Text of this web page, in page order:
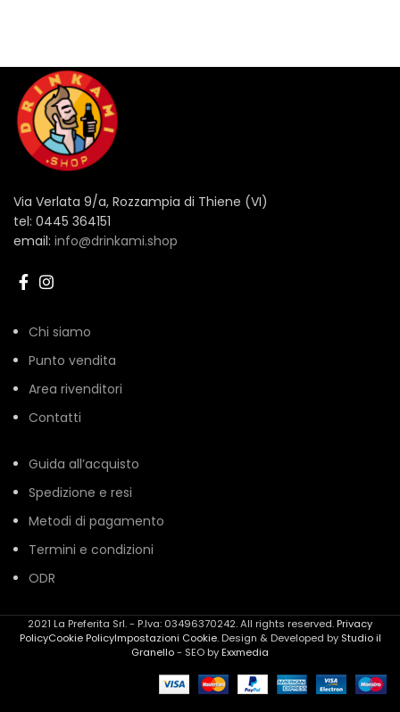
Via Verlata 9/a, Rozzampia di Thiene (VI)
tel: 0445 364151
email: info@drinkami.shop
Chi siamo
Punto vendita
Area rivenditori
Contatti
Guida all’acquisto
Spedizione e resi
Metodi di pagamento
Termini e condizioni
ODR
2021 La Preferita Srl. - P.Iva: 03496370242. All rights reserved.Privacy
PolicyCookie PolicyImpostazioni Cookie. Design & Developed by Studio il
Granello- SEO byExxmedia